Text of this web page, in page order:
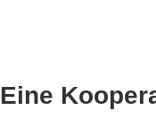
Eine